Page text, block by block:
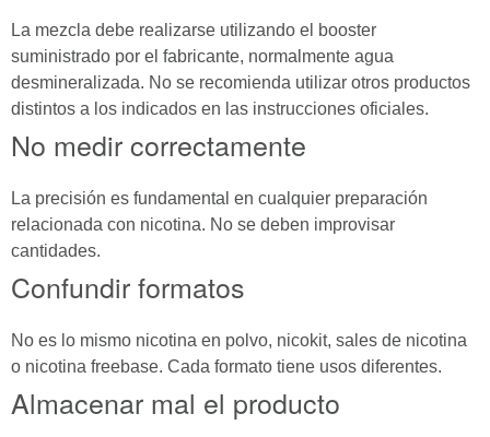
La mezcla debe realizarse utilizando el booster
suministrado por el fabricante, normalmente agua
desmineralizada. No se recomienda utilizar otros productos
distintos a los indicados en las instrucciones oficiales.
No medir correctamente
La precisión es fundamental en cualquier preparación
relacionada con nicotina. No se deben improvisar
cantidades.
Confundir formatos
No es lo mismo nicotina en polvo, nicokit, sales de nicotina
o nicotina freebase. Cada formato tiene usos diferentes.
Almacenar mal el producto